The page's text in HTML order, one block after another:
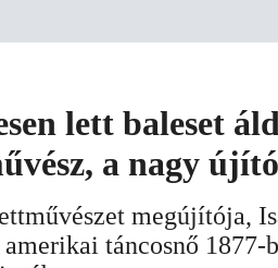
lett baleset
a nagy újító
megújítója,
táncosnő 1877-